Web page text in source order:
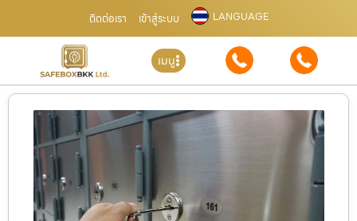
ติดต่อเรา เข้าสู่ระบบ LANGUAGE
เมนู